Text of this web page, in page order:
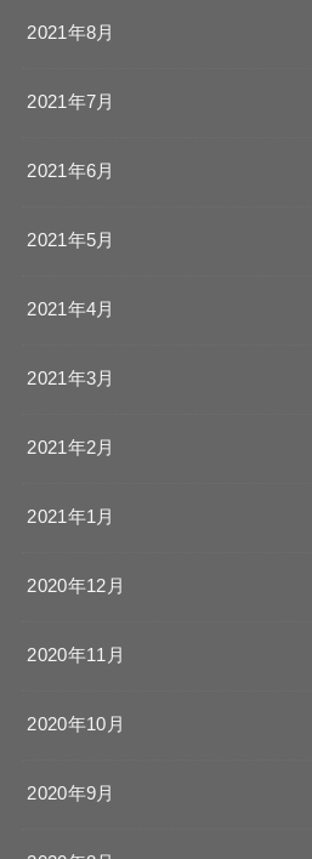
2021年8月
2021年7月
2021年6月
2021年5月
2021年4月
2021年3月
2021年2月
2021年1月
2020年12月
2020年11月
2020年10月
2020年9月